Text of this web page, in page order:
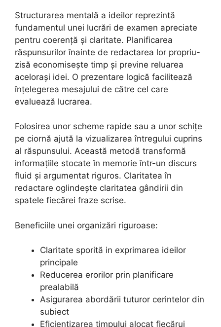
Structurarea mentală a ideilor reprezintă
fundamentul unei lucrări de examen apreciate
pentru coerență și claritate. Planificarea
răspunsurilor înainte de redactarea lor propriu-
zisă economisește timp și previne reluarea
acelorași idei. O prezentare logică facilitează
înțelegerea mesajului de către cel care
evaluează lucrarea.
Folosirea unor scheme rapide sau a unor schițe
pe ciornă ajută la vizualizarea întregului cuprins
al răspunsului. Această metodă transformă
informațiile stocate în memorie într-un discurs
fluid și argumentat riguros. Claritatea în
redactare oglindește claritatea gândirii din
spatele fiecărei fraze scrise.
Beneficiile unei organizări riguroase:
Claritate sporită in exprimarea ideilor
principale
Reducerea erorilor prin planificare
prealabilă
Asigurarea abordării tuturor cerintelor din
subiect
Eficientizarea timpului alocat fiecărui